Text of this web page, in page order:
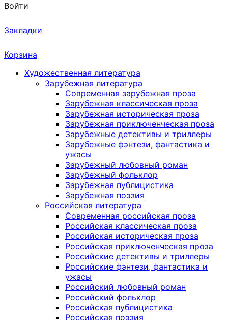
Войти
Закладки
Корзина
Художественная литература
Зарубежная литература
Современная зарубежная проза
Зарубежная классическая проза
Зарубежная историческая проза
Зарубежная приключенческая проза
Зарубежные детективы и триллеры
Зарубежные фэнтези, фантастика и
ужасы
Зарубежный любовный роман
Зарубежный фольклор
Зарубежная публицистика
Зарубежная поэзия
Российская литература
Современная российская проза
Российская классическая проза
Российская историческая проза
Российская приключенческая проза
Российские детективы и триллеры
Российские фэнтези, фантастика и
ужасы
Российский любовный роман
Российский фольклор
Российская публицистика
Российская поэзия